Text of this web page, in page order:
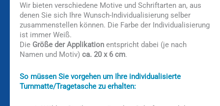
Wir bieten verschiedene Motive und Schriftarten an, aus
denen Sie sich Ihre Wunsch-Individualisierung selber
zusammenstellen können. Die Farbe der Individualisierung
ist immer Weiß.
Die Größe der Applikation entspricht dabei (je nach
Namen und Motiv) ca. 20 x 6 cm.
So müssen Sie vorgehen um Ihre individualisierte
Turnmatte/Tragetasche zu erhalten: